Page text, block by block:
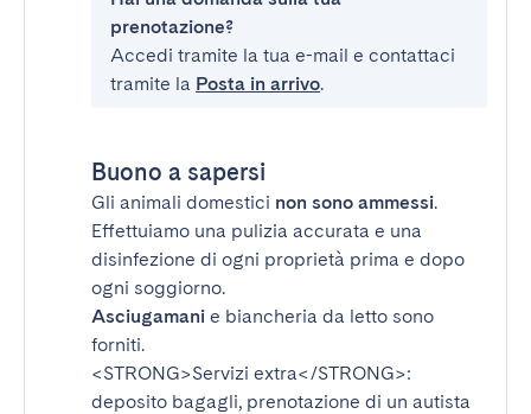
prenotazione?
Accedi tramite la tua e-mail e contattaci
tramite la Posta in arrivo.
Buono a sapersi
Gli animali domestici non sono ammessi.
Effettuiamo una pulizia accurata e una
disinfezione di ogni proprietà prima e dopo
ogni soggiorno.
Asciugamani e biancheria da letto sono
forniti.
<STRONG>Servizi extra</STRONG>:
deposito bagagli, prenotazione di un autista